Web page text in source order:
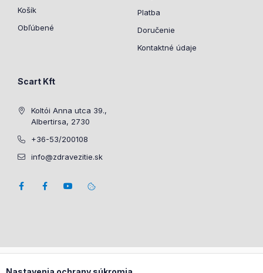
Košík
Obľúbené
Platba
Doručenie
Kontaktné údaje
Scart Kft
Koltói Anna utca 39.,
Albertirsa, 2730
+36-53/200108
info@zdravezitie.sk